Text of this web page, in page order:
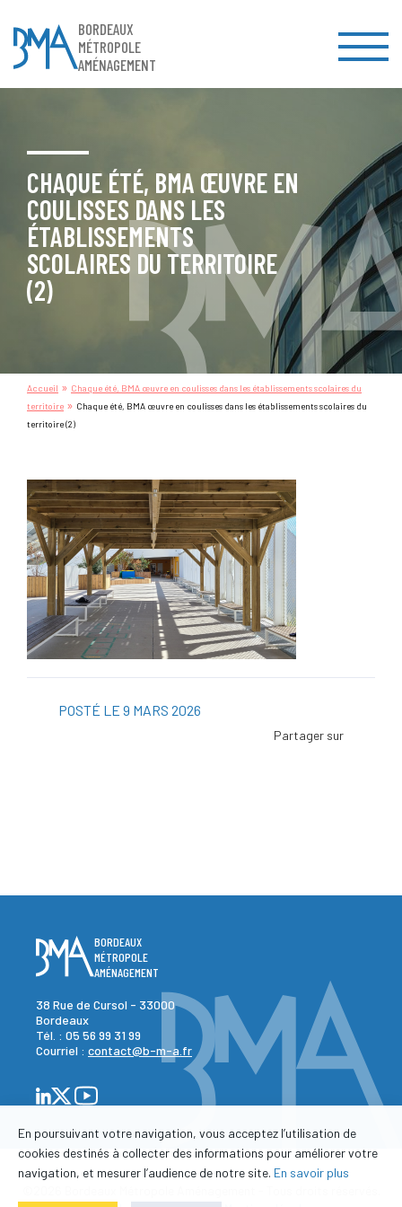
BORDEAUX
MÉTROPOLE
AMÉNAGEMENT
CHAQUE ÉTÉ, BMA ŒUVRE EN
COULISSES DANS LES
ÉTABLISSEMENTS
SCOLAIRES DU TERRITOIRE
(2)
Accueil » Chaque été, BMA œuvre en coulisses dans les établissements scolaires du
territoire » Chaque été, BMA œuvre en coulisses dans les établissements scolaires du
territoire (2)
POSTÉ LE 9 MARS 2026
Twitter
Viadeo
ScoopIt
BORDEAUX
MÉTROPOLE
AMÉNAGEMENT
38 Rue de Cursol - 33000
Bordeaux
Tél. : 05 56 99 31 99
Courriel : contact@b-m-a.fr
En poursuivant votre navigation, vous acceptez l’utilisation de
cookies destinés à collecter des informations pour améliorer votre
navigation, et mesurer l’audience de notre site. En savoir plus